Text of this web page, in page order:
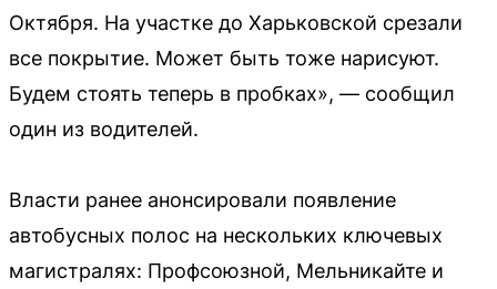
Октября. На участке до Харьковской срезали
все покрытие. Может быть тоже нарисуют.
Будем стоять теперь в пробках», — сообщил
один из водителей.
Власти ранее анонсировали появление
автобусных полос на нескольких ключевых
магистралях: Профсоюзной, Мельникайте и